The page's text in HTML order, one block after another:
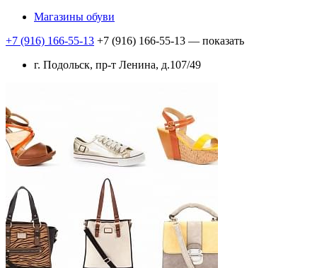
Магазины обуви
+7 (916) 166-55-13 +7 (916) 166-55-13 — показать
г. Подольск, пр-т Ленина, д.107/49